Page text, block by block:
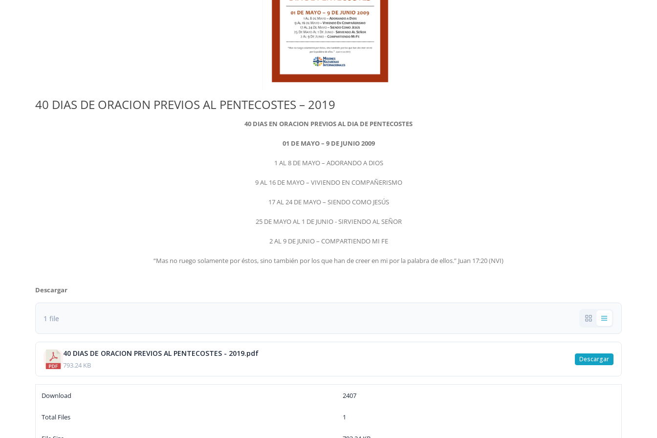
40 DIAS DE ORACION PREVIOS AL PENTECOSTES – 2019
40 DIAS EN ORACION PREVIOS AL DIA DE PENTECOSTES
01 DE MAYO – 9 DE JUNIO 2009
1 AL 8 DE MAYO – ADORANDO A DIOS
9 AL 16 DE MAYO – VIVIENDO EN COMPAÑERISMO
17 AL 24 DE MAYO – SIENDO COMO JESÚS
25 DE MAYO AL 1 DE JUNIO - SIRVIENDO AL SEÑOR
2 AL 9 DE JUNIO – COMPARTIENDO MI FE
“Mas no ruego solamente por éstos, sino también por los que han de creer en mi por la palabra de ellos.” Juan 17:20 (NVI)
Descargar
1 file
40 DIAS DE ORACION PREVIOS AL PENTECOSTES - 2019.pdf
793.24 KB
Descargar
Download 2407
Total Files 1